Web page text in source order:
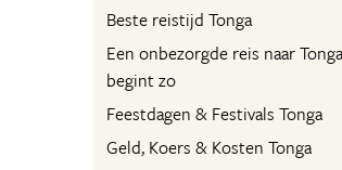
Beste reistijd Tonga
Een onbezorgde reis naar Tonga
begint zo
Feestdagen & Festivals Tonga
Geld, Koers & Kosten Tonga